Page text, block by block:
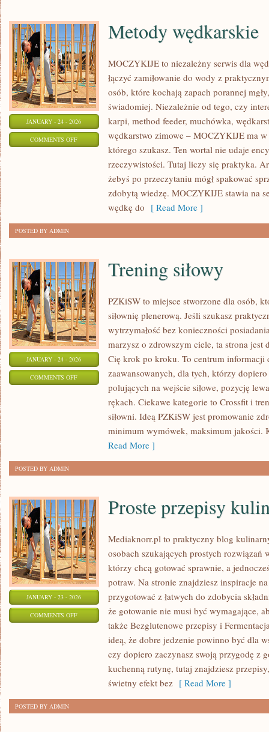
JANUARY - 24 - 2026
COMMENTS OFFON
WĘDKARSKIE
Metody wędkarskie
MOCZYKIJE to niezależny serwis dla
łączyć zamiłowanie do wody z
osób, które kochają zapach porannej
świadomiej. Niezależnie od tego, czy
karpi, method feeder, muchówka,
wędkarstwo zimowe – MOCZYKIJE ma
którego szukasz. Ten wortal nie udaje
rzeczywistości. Tutaj liczy się praktyka.
żebyś po przeczytaniu mógł spakować
zdobytą wiedzę. MOCZYKIJE stawia na
wędkę do [ Read More ]
POSTED BY ADMIN
JANUARY - 24 - 2026
COMMENTS OFFON
Trening siłowy
PZKiSW to miejsce stworzone dla osób,
siłownię plenerową. Jeśli szukasz
wytrzymałość bez konieczności
marzysz o zdrowszym ciele, ta strona jest
Cię krok po kroku. To centrum informacji
zaawansowanych, dla tych, którzy
polujących na wejście siłowe, pozycję
rękach. Ciekawe kategorie to Crossfit i
siłowni. Ideą PZKiSW jest promowanie
minimum wymówek, maksimum jakości.
Read More ]
POSTED BY ADMIN
JANUARY - 23 - 2026
COMMENTS OFFON
KULINARNE
Proste przepisy
Mediaknorr.pl to praktyczny blog
osobach szukających prostych rozwiązań
którzy chcą gotować sprawnie, a
potraw. Na stronie znajdziesz inspiracje
przygotować z łatwych do zdobycia
że gotowanie nie musi być wymagające,
także Bezglutenowe przepisy i
ideą, że dobre jedzenie powinno być dla
czy dopiero zaczynasz swoją przygodę z
kuchenną rutynę, tutaj znajdziesz
świetny efekt bez [ Read More ]
POSTED BY ADMIN